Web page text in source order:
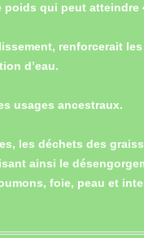
qui peut atteindre
renforcerait
d’eau.
usages ancestraux.
les déchets des
ainsi le
foie, peau et